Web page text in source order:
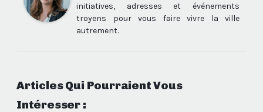
initiatives, adresses et événements
troyens pour vous faire vivre la ville
autrement.
Articles Qui Pourraient Vous
Intéresser :